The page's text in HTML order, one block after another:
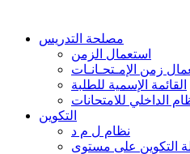
مصلحة التدريس
استعمال الزمن
زمن الإمـتحـانـات
القائمة الإسمية للطلبة
الداخلي للامتحانات
التكوين
نظام ل م د
التكوين على مستوى